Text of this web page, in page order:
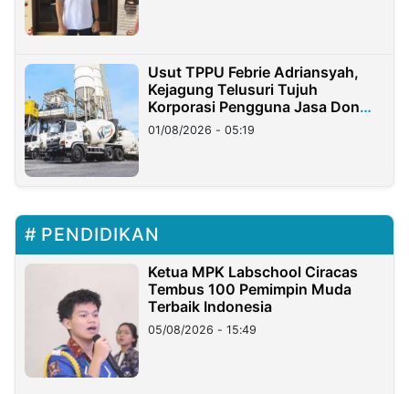
Usut TPPU Febrie Adriansyah,
Kejagung Telusuri Tujuh
Korporasi Pengguna Jasa Don
Ritto
01/08/2026 - 05:19
PENDIDIKAN
Ketua MPK Labschool Ciracas
Tembus 100 Pemimpin Muda
Terbaik Indonesia
05/08/2026 - 15:49